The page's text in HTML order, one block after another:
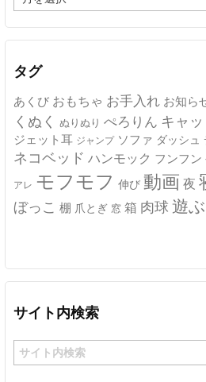
ー
カ
イ
タグ
あくび おもちゃ お手入れ お知ら
くぬく ぬりぬり ぺろりん キャ
ジェット耳 ジャンプ ソファ ダッシュ
ネコベッド ハンモック フンフン
アレ モフモフ 伸び 動画 夜
ぼっこ 棚 爪とぎ 窓 箱 肉球 遊ぶ
サイト内検索